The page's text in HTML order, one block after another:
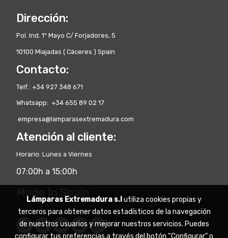
Dirección:
Pol. Ind. 1º Mayo C/ Forjadores, 5
10100 Miajadas ( Cáceres ) Spain
Contacto:
Telf.: +34 927 348 671
Whatsapp: +34 655 89 02 17
empresa@lamparasextremadura.com
Atención al cliente:
Horario: Lunes a Viernes
07:00h a 15:00h
Lámparas Extremadura s.lutiliza cookies propias y
terceros para obtener datos estadísticos de la navegación
de nuestros usuarios y mejorar nuestros servicios. Puedes
configurar tus preferencias a través del botón “Configurar” o